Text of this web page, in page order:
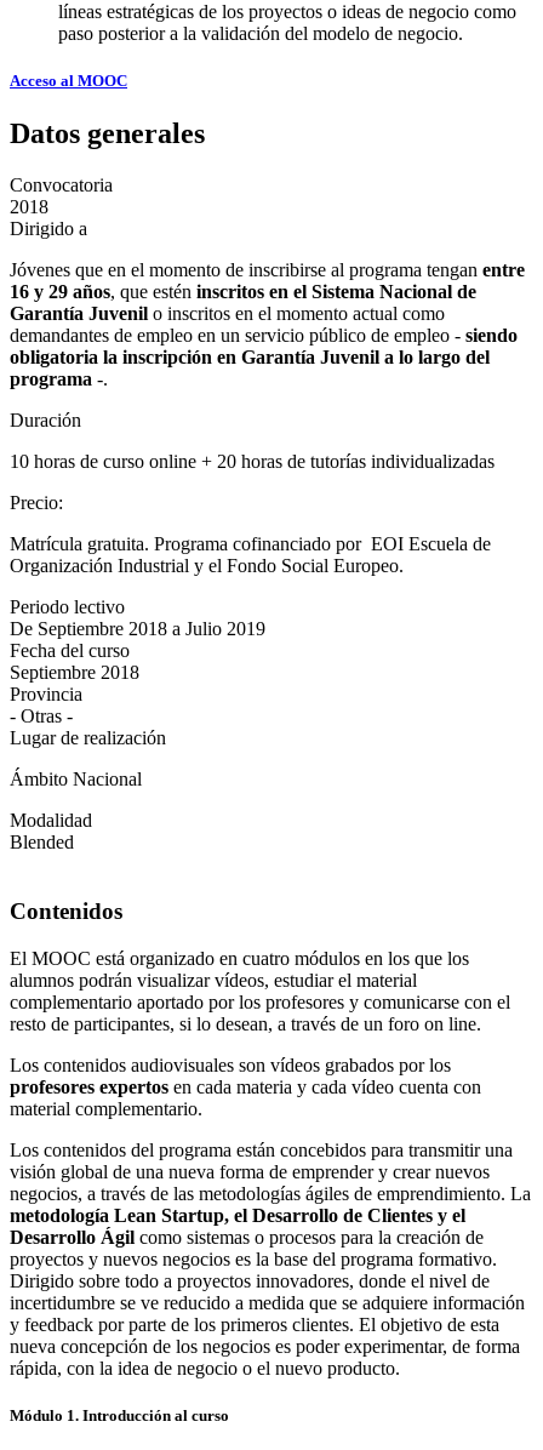
líneas estratégicas de los proyectos o ideas de negocio como
paso posterior a la validación del modelo de negocio.
Acceso al MOOC
Datos generales
Convocatoria
2018
Dirigido a
Jóvenes que en el momento de inscribirse al programa tengan entre
16 y 29 años, que estén inscritos en el Sistema Nacional de
Garantía Juvenil o inscritos en el momento actual como
demandantes de empleo en un servicio público de empleo - siendo
obligatoria la inscripción en Garantía Juvenil a lo largo del
programa -.
Duración
10 horas de curso online + 20 horas de tutorías individualizadas
Precio:
Matrícula gratuita. Programa cofinanciado por EOI Escuela de
Organización Industrial y el Fondo Social Europeo.
Periodo lectivo
De Septiembre 2018 a Julio 2019
Fecha del curso
Septiembre 2018
Provincia
- Otras -
Lugar de realización
Ámbito Nacional
Modalidad
Blended
Contenidos
El MOOC está organizado en cuatro módulos en los que los
alumnos podrán visualizar vídeos, estudiar el material
complementario aportado por los profesores y comunicarse con el
resto de participantes, si lo desean, a través de un foro on line.
Los contenidos audiovisuales son vídeos grabados por los
profesores expertos en cada materia y cada vídeo cuenta con
material complementario.
Los contenidos del programa están concebidos para transmitir una
visión global de una nueva forma de emprender y crear nuevos
negocios, a través de las metodologías ágiles de emprendimiento. La
metodología Lean Startup, el Desarrollo de Clientes y el
Desarrollo Ágil como sistemas o procesos para la creación de
proyectos y nuevos negocios es la base del programa formativo.
Dirigido sobre todo a proyectos innovadores, donde el nivel de
incertidumbre se ve reducido a medida que se adquiere información
y feedback por parte de los primeros clientes. El objetivo de esta
nueva concepción de los negocios es poder experimentar, de forma
rápida, con la idea de negocio o el nuevo producto.
Módulo 1. Introducción al curso